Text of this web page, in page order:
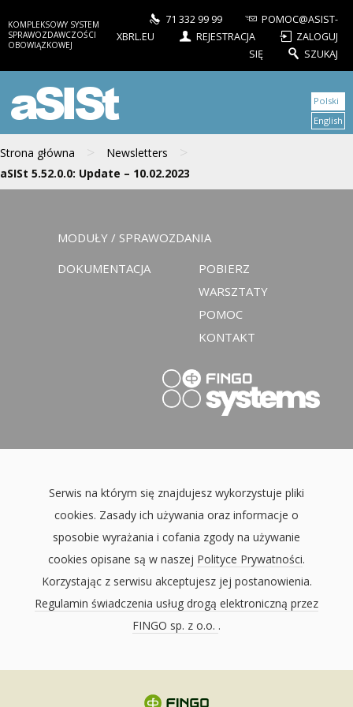
KOMPLEKSOWY SYSTEM
SPRAWOZDAWCZOŚCI
OBOWIĄZKOWEJ
71 332 99 99
POMOC@ASIST-
XBRL.EU
REJESTRACJA
ZALOGUJ
SIĘ
SZUKAJ
aSISt
Strona główna > Newsletters >
aSISt 5.52.0.0: Update – 10.02.2023
Polski
English
MODUŁY / SPRAWOZDANIA
DOKUMENTACJA
POBIERZ
WARSZTATY
POMOC
KONTAKT
Serwis na którym się znajdujesz wykorzystuje pliki
cookies. Zasady ich używania oraz informacje o
sposobie wyrażania i cofania zgody na używanie
cookies opisane są w naszej Polityce Prywatności.
Korzystając z serwisu akceptujesz jej postanowienia.
Regulamin świadczenia usług drogą elektroniczną przez
FINGO sp. z o.o. .